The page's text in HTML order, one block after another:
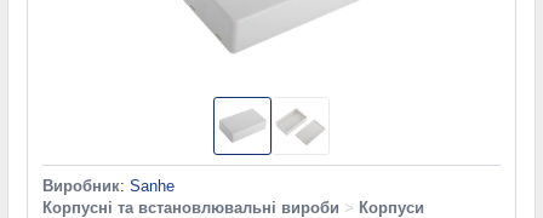
Виробник: Sanhe
Корпусні та встановлювальні вироби > Корпуси